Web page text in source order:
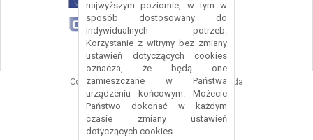
najwyższym poziomie, w tym w
sposób dostosowany do
indywidualnych potrzeb.
Korzystanie z witryny bez zmiany
ustawień dotyczących cookies
oznacza, że będą one
zamieszczane w Państwa
urządzeniu końcowym. Możecie
Państwo dokonać w każdym
czasie zmiany ustawień
dotyczących cookies.
Copyright © 2016 Urząd Gminy Nowa Ruda
Projekt i wykonanie:Logonet Sp. z o.o.